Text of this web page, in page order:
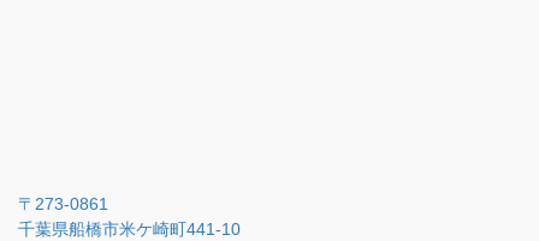
〒273-0861
千葉県船橋市米ケ崎町441-10